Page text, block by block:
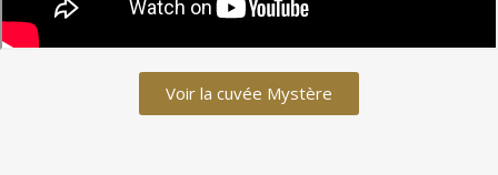
Voir la cuvée Mystère